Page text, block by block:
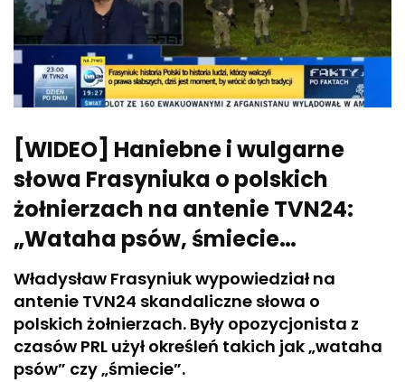
[WIDEO] Haniebne i wulgarne
słowa Frasyniuka o polskich
żołnierzach na antenie TVN24:
„Wataha psów, śmiecie…
Władysław Frasyniuk wypowiedział na
antenie TVN24 skandaliczne słowa o
polskich żołnierzach. Były opozycjonista z
czasów PRL użył określeń takich jak „wataha
psów” czy „śmiecie”.